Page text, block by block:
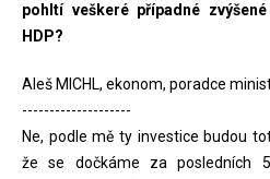
pohltí veškeré případné
HDP?
Aleš MICHL, ekonom, poradce
--------------------
Ne, podle mě ty investice budou
že se dočkáme za posledních